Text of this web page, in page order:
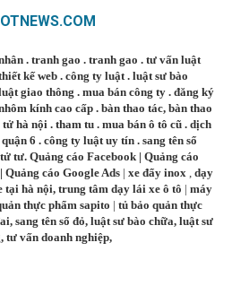
. tranh gao . tranh gao . tư vấn luật
kế web. công ty luật . luật sư bào
giao thông . mua bán công ty. đăng ký
kính cao cấp . bàn thao tác, bàn thao
tử hà nội . tham tu. mua bán ô tô cũ. dịch
6 . công ty luật uy tín . sang tên sổ
tư. Quảng cáo Facebook| Quảng cáo
| Quảng cáo Google Ads | xe đẩy inox
dạy
tại hà nội, trung tâm dạy lái xe ô tô | máy
thực phẩm sapito | tủ bảo quản thực
, sang tên sổ đỏ, luật sư bào chữa, luật sư
, tư vấn doanh nghiệp,